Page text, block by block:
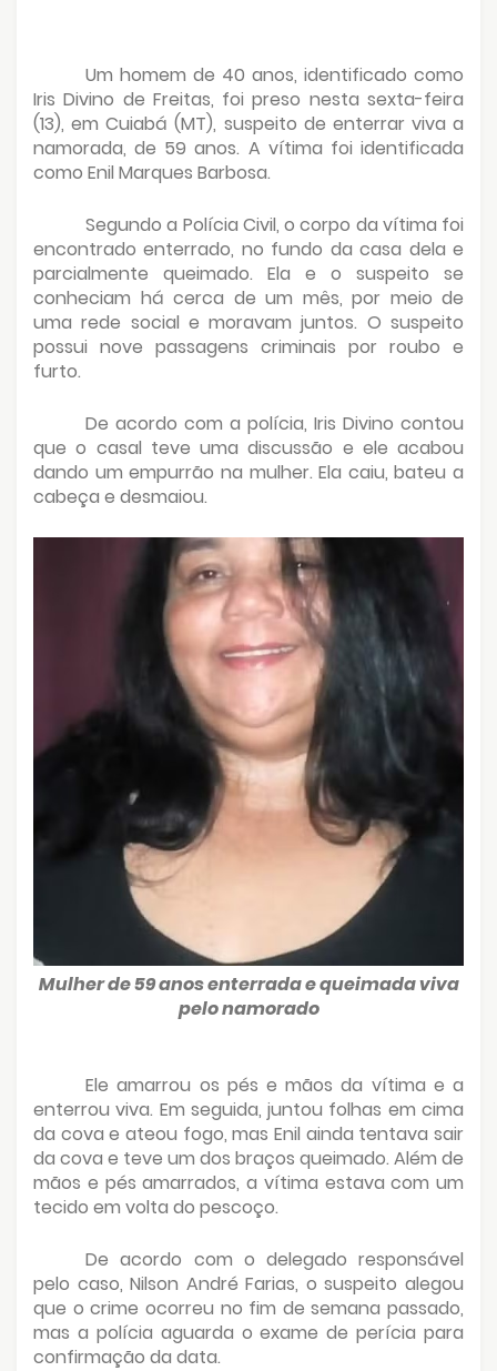
Um homem de 40 anos, identificado como
Iris Divino de Freitas, foi preso nesta sexta-feira
(13), em Cuiabá (MT), suspeito de enterrar viva a
namorada, de 59 anos. A vítima foi identificada
como Enil Marques Barbosa.
Segundo a Polícia Civil, o corpo da vítima foi
encontrado enterrado, no fundo da casa dela e
parcialmente queimado. Ela e o suspeito se
conheciam há cerca de um mês, por meio de
uma rede social e moravam juntos. O suspeito
possui nove passagens criminais por roubo e
furto.
De acordo com a polícia, Iris Divino contou
que o casal teve uma discussão e ele acabou
dando um empurrão na mulher. Ela caiu, bateu a
cabeça e desmaiou.
Mulher de 59 anos enterrada e queimada viva
pelo namorado
Ele amarrou os pés e mãos da vítima e a
enterrou viva. Em seguida, juntou folhas em cima
da cova e ateou fogo, mas Enil ainda tentava sair
da cova e teve um dos braços queimado. Além de
mãos e pés amarrados, a vítima estava com um
tecido em volta do pescoço.
De acordo com o delegado responsável
pelo caso, Nilson André Farias, o suspeito alegou
que o crime ocorreu no fim de semana passado,
mas a polícia aguarda o exame de perícia para
confirmação da data.